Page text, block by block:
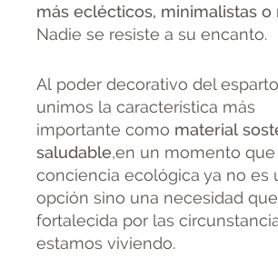
más eclécticos, minimalistas o
Nadie se resiste a su encanto.
Al poder decorativo del
unimos la característica más
importante como material
saludable,en un momento que
conciencia ecológica ya no es
opción sino una necesidad
fortalecida por las
estamos viviendo.